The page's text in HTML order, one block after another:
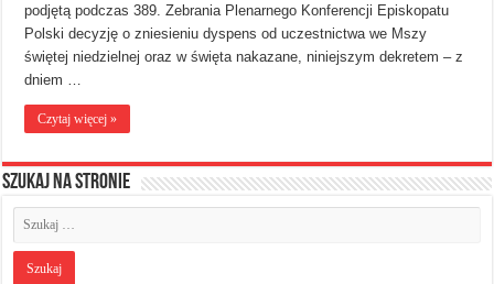
podjętą podczas 389. Zebrania Plenarnego Konferencji Episkopatu
Polski decyzję o zniesieniu dyspens od uczestnictwa we Mszy
świętej niedzielnej oraz w święta nakazane, niniejszym dekretem – z
dniem …
Czytaj więcej »
Szukaj na stronie